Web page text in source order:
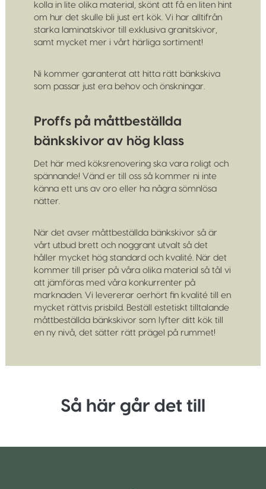
kolla in lite olika material, skönt att få en liten hint
om hur det skulle bli just ert kök. Vi har alltifrån
starka laminatskivor till exklusiva granitskivor,
samt mycket mer i vårt härliga sortiment!
Ni kommer garanterat att hitta rätt bänkskiva
som passar just era behov och önskningar.
Proffs på måttbeställda
bänkskivor av hög klass
Det här med köksrenovering ska vara roligt och
spännande! Vänd er till oss så kommer ni inte
känna ett uns av oro eller ha några sömnlösa
nätter.
När det avser måttbeställda bänkskivor så är
vårt utbud brett och noggrant utvalt så det
håller mycket hög standard och kvalité. När det
kommer till priser på våra olika material så tål vi
att jämföras med våra konkurrenter på
marknaden. Vi levererar oerhört fin kvalité till en
mycket rättvis prisbild. Beställ estetiskt tilltalande
måttbeställda bänkskivor som lyfter ditt kök till
en ny nivå, det sätter rätt prägel på rummet!
Så här går det till